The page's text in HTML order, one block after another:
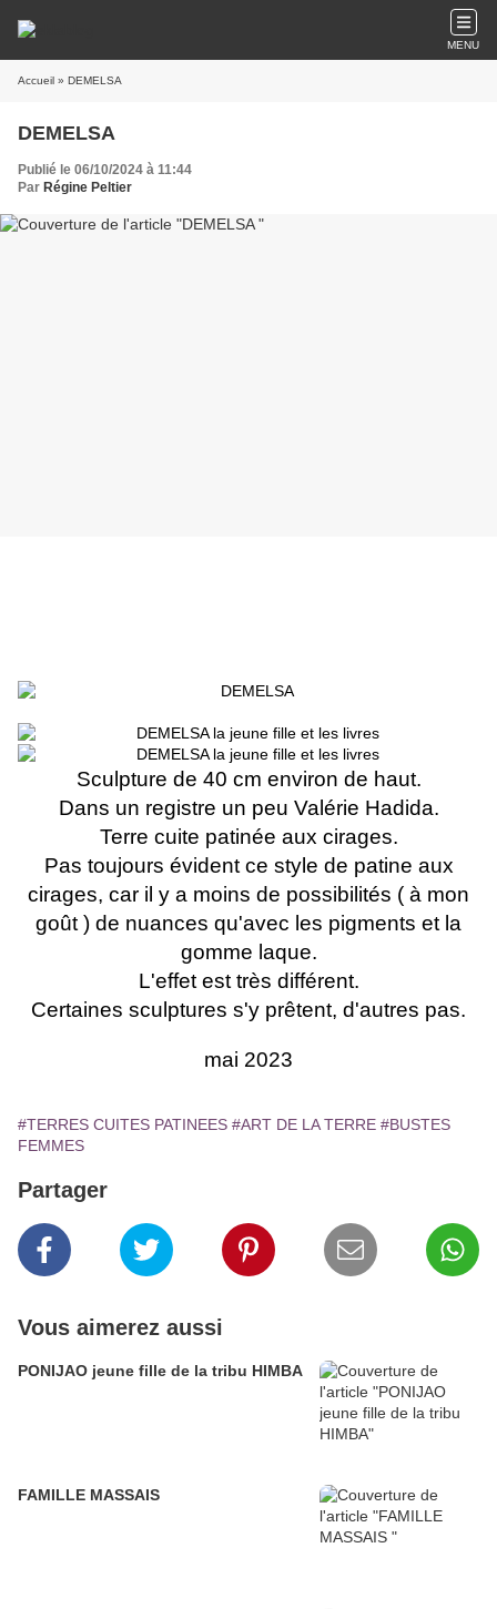
MENU
Accueil » DEMELSA
DEMELSA
Publié le 06/10/2024 à 11:44
Par Régine Peltier
Sculpture de 40 cm environ de haut.
Dans un registre un peu Valérie Hadida.
Terre cuite patinée aux cirages.
Pas toujours évident ce style de patine aux
cirages, car il y a moins de possibilités ( à mon
goût ) de nuances qu'avec les pigments et la
gomme laque.
L'effet est très différent.
Certaines sculptures s'y prêtent, d'autres pas.
mai 2023
#TERRES CUITES PATINEES #ART DE LA TERRE #BUSTES
FEMMES
Partager
Vous aimerez aussi
PONIJAO jeune fille de la tribu HIMBA
FAMILLE MASSAIS